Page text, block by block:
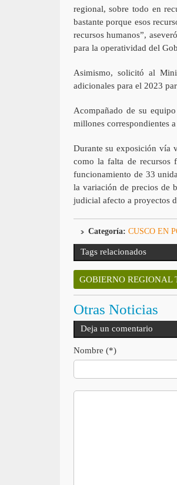
regional, sobre todo en
bastante porque esos
recursos humanos”,
para la operatividad del
Asimismo, solicitó al
adicionales para el 2023
Acompañado de su
millones correspondientes
Durante su exposición vía
como la falta de recursos
funcionamiento de 33
la variación de precios de
judicial afecto a proyectos
Categoría: CUSCO EN
Tags relacionados
GOBIERNO REGIONAL
Otras Noticias
Deja un comentario
Nombre (*)